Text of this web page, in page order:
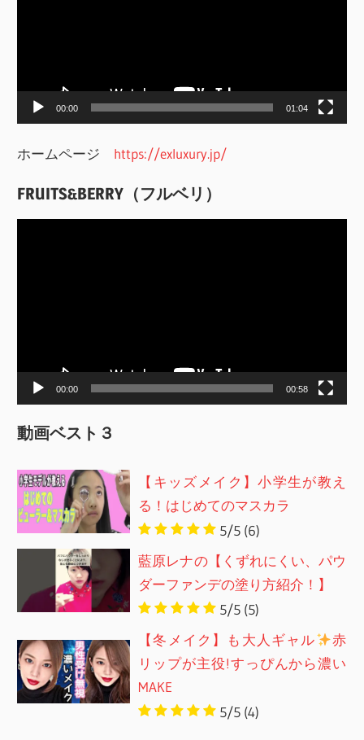
ー
00:00 01:04
ホームページ https://exluxury.jp/
FRUITS&BERRY（フルベリ）
ー
00:00 00:58
動画ベスト３
【キッズメイク】小学生が教え
る！はじめてのマスカラ
5/5 (6)
藍原レナの【くずれにくい、パウ
ダーファンデの塗り方紹介！】
5/5 (5)
【冬メイク】も大人ギャル
赤
リップが主役!すっぴんから濃い
MAKE
5/5 (4)